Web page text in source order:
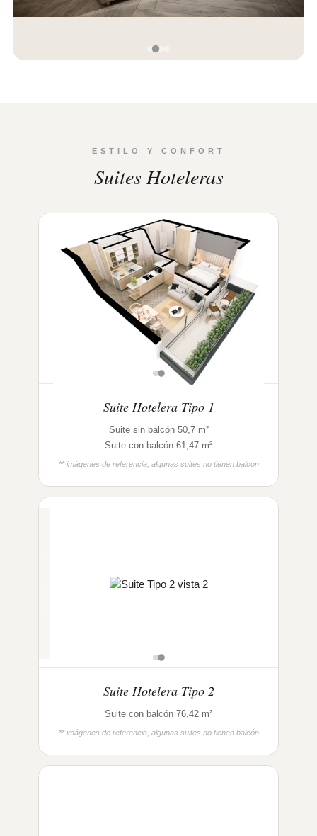
ESTILO Y CONFORT
Suites Hoteleras
Suite Hotelera Tipo 1
Suite sin balcón 50,7 m²
Suite con balcón 61,47 m²
** imágenes de referencia, algunas suites no tienen balcón
Suite Hotelera Tipo 2
Suite con balcón 76,42 m²
** imágenes de referencia, algunas suites no tienen balcón